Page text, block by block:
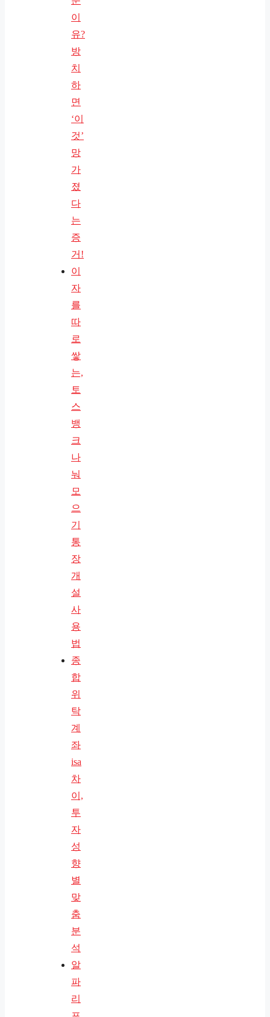
이
유?
방
치
하
면
‘이
것’
망
가
졌
다
는
증
거!
이
자
를
따
로
쌓
는,
토
스
뱅
크
나
눠
모
으
기
통
장
개
설
사
용
법
종
합
위
탁
계
좌
isa
차
이,
투
자
성
향
별
맞
춤
분
석
알
파
리